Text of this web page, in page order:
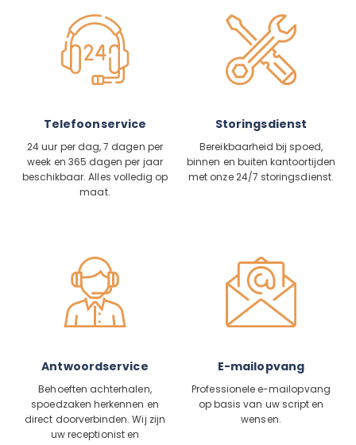
Telefoonservice
24 uur per dag, 7 dagen per
week en 365 dagen per jaar
beschikbaar. Alles volledig op
maat.
Storingsdienst
Bereikbaarheid bij spoed,
binnen en buiten kantoortijden
met onze 24/7 storingsdienst.
Antwoordservice
Behoeften achterhalen,
spoedzaken herkennen en
direct doorverbinden. Wij zijn
uw receptionist en
E-mailopvang
Professionele e-mailopvang
op basis van uw script en
wensen.